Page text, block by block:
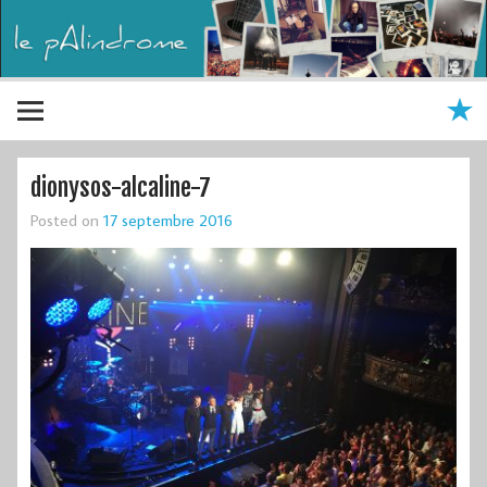
dionysos-alcaline-7
Posted on 17 septembre 2016